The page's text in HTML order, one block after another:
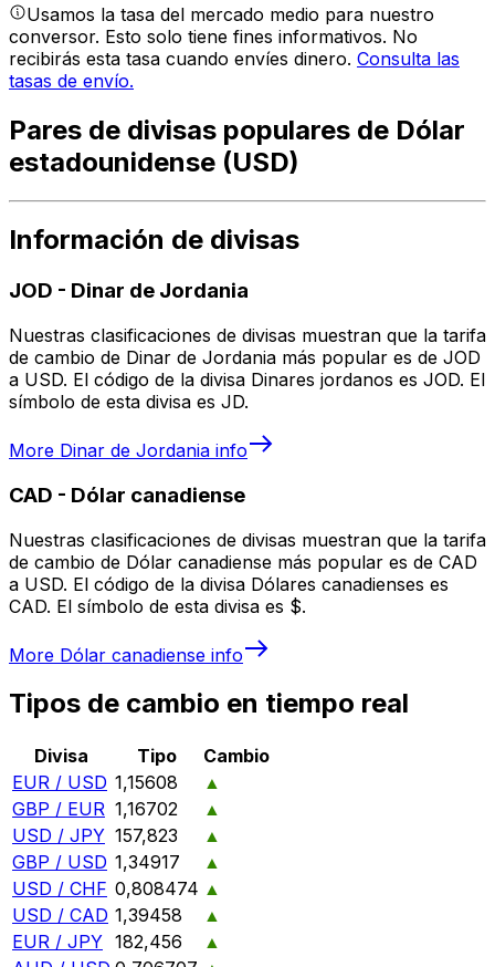
Usamos la tasa del mercado medio para nuestro
conversor. Esto solo tiene fines informativos. No
recibirás esta tasa cuando envíes dinero. Consulta las
tasas de envío.
Pares de divisas populares de Dólar
estadounidense (USD)
Información de divisas
JOD - Dinar de Jordania
Nuestras clasificaciones de divisas muestran que la tarifa
de cambio de Dinar de Jordania más popular es de JOD
a USD. El código de la divisa Dinares jordanos es JOD. El
símbolo de esta divisa es JD.
More Dinar de Jordania info
CAD - Dólar canadiense
Nuestras clasificaciones de divisas muestran que la tarifa
de cambio de Dólar canadiense más popular es de CAD
a USD. El código de la divisa Dólares canadienses es
CAD. El símbolo de esta divisa es $.
More Dólar canadiense info
Tipos de cambio en tiempo real
Divisa Tipo
Cambio
EUR / USD 1,15608
▲
GBP / EUR 1,16702
▲
USD / JPY 157,823
▲
GBP / USD 1,34917
▲
USD / CHF 0,808474 ▲
USD / CAD 1,39458
▲
EUR / JPY 182,456
▲